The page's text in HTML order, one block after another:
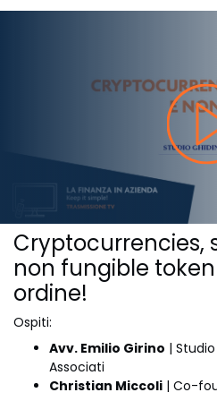
Cryptocurrencies,
non fungible
ordine!
Ospiti:
Avv. Emilio Girino |
Associati
Christian Miccoli | Co-